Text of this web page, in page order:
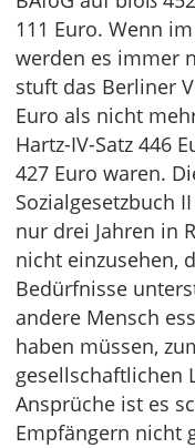
111 Euro. Wenn
werden es immer
stuft das Berliner
Euro als nicht
Hartz-IV-Satz 446
427 Euro waren.
Sozialgesetzbuch
nur drei Jahren in
nicht einzusehen,
Bedürfnisse
andere Mensch
haben müssen,
gesellschaftlichen
Ansprüche ist es
Empfängern nicht